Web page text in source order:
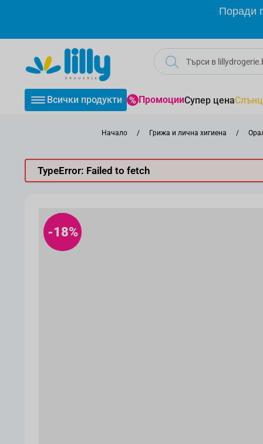
Поради
Всички продукти ПромоцииСупер цена
Начало / Грижа и лична хигиена /
TypeError: Failed to fetch
-18%